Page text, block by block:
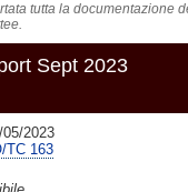
tutta la documentazione
Sept 2023
05/2023
TC 163